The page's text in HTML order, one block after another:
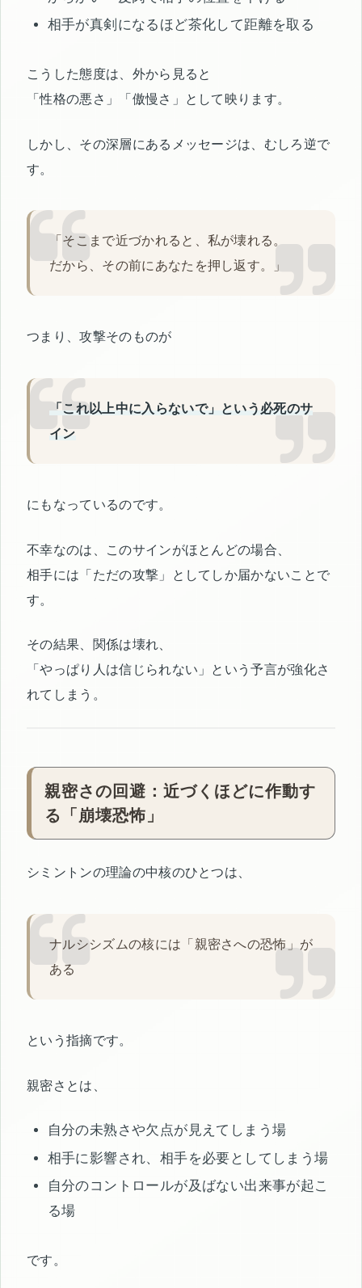
相手が真剣になるほど茶化して距離を取る
こうした態度は、外から見ると
「性格の悪さ」「傲慢さ」として映ります。
しかし、その深層にあるメッセージは、むしろ逆で
す。
「そこまで近づかれると、私が壊れる。
だから、その前にあなたを押し返す。」
つまり、攻撃そのものが
「これ以上中に入らないで」という必死のサ
イン
にもなっているのです。
不幸なのは、このサインがほとんどの場合、
相手には「ただの攻撃」としてしか届かないことで
す。
その結果、関係は壊れ、
「やっぱり人は信じられない」という予言が強化さ
れてしまう。
親密さの回避：近づくほどに作動す
る「崩壊恐怖」
シミントンの理論の中核のひとつは、
ナルシシズムの核には「親密さへの恐怖」が
ある
という指摘です。
親密さとは、
自分の未熟さや欠点が見えてしまう場
相手に影響され、相手を必要としてしまう場
自分のコントロールが及ばない出来事が起こ
る場
です。